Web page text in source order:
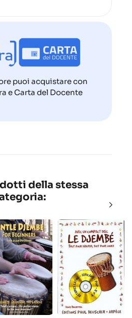
puoi acquistare con
e Carta del Docente
della stessa